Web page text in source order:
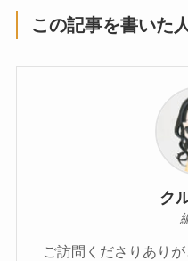
この記事を書いた人
ク
ご訪問くださりあり